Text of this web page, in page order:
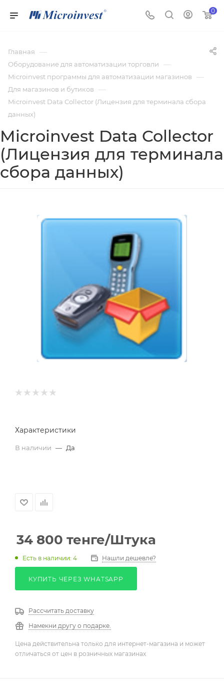
0
Главная —
Оборудование для автоматизации торговли —
Microinvest программы для автоматизации магазинов —
Для магазинов и бутиков —
Microinvest Data Collector (Лицензия для терминала сбора
данных)
Microinvest Data Collector
(Лицензия для терминала
сбора данных)
Характеристики
В наличии — Да
34 800 тенге/Штука
Есть в наличии: 4 Нашли дешевле?
КУПИТЬ ЧЕРЕЗ WHATSAPP
Рассчитать доставку
Намекни другу о подарке.
Цена действительна только для интернет-магазина и может
отличаться от цен в розничных магазинах